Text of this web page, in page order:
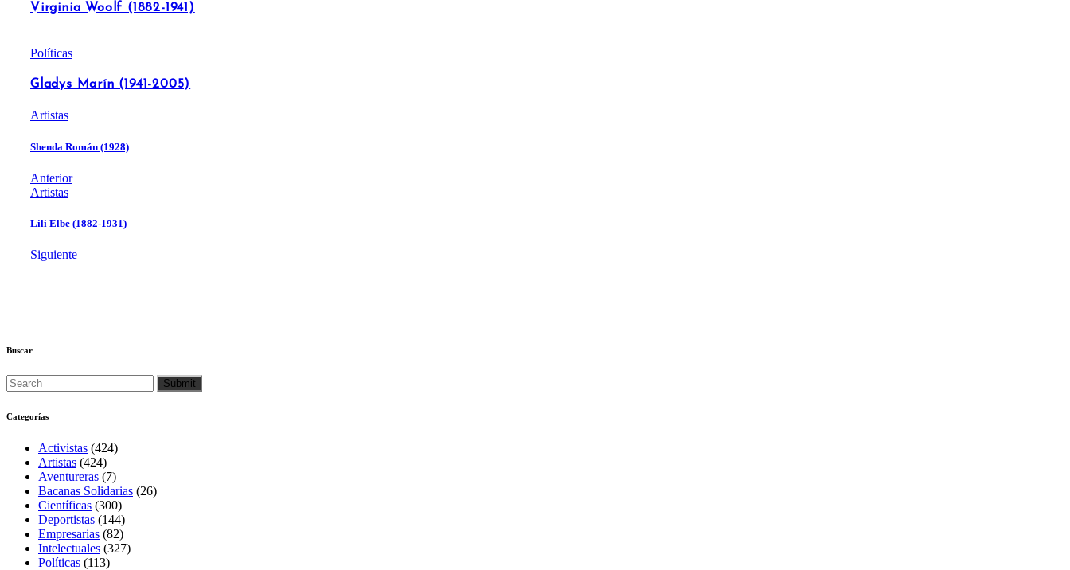
Virginia Woolf (1882-1941)
Políticas
Gladys Marín (1941-2005)
Artistas
Shenda Román (1928)
Anterior
Artistas
Lili Elbe (1882-1931)
Siguiente
Buscar
Categorías
Activistas (424)
Artistas (424)
Aventureras (7)
Bacanas Solidarias (26)
Científicas (300)
Deportistas (144)
Empresarias (82)
Intelectuales (327)
Políticas (113)